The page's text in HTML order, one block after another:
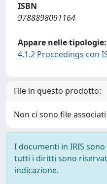
ISBN
9788898091164
Appare nelle tipologie:
4.1.2 Proceedings con
File in questo prodotto:
Non ci sono file
I documenti in IRIS
tutti i diritti sono
indicazione.